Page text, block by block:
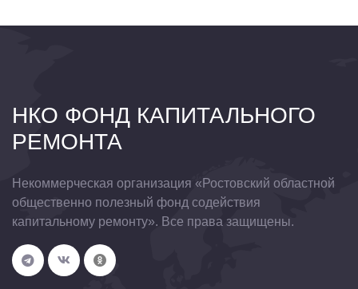
НКО ФОНД КАПИТАЛЬНОГО
РЕМОНТА
Некоммерческая организация «Ростовский областной
общественно полезный фонд содействия
капитальному ремонту». Все права защищены.